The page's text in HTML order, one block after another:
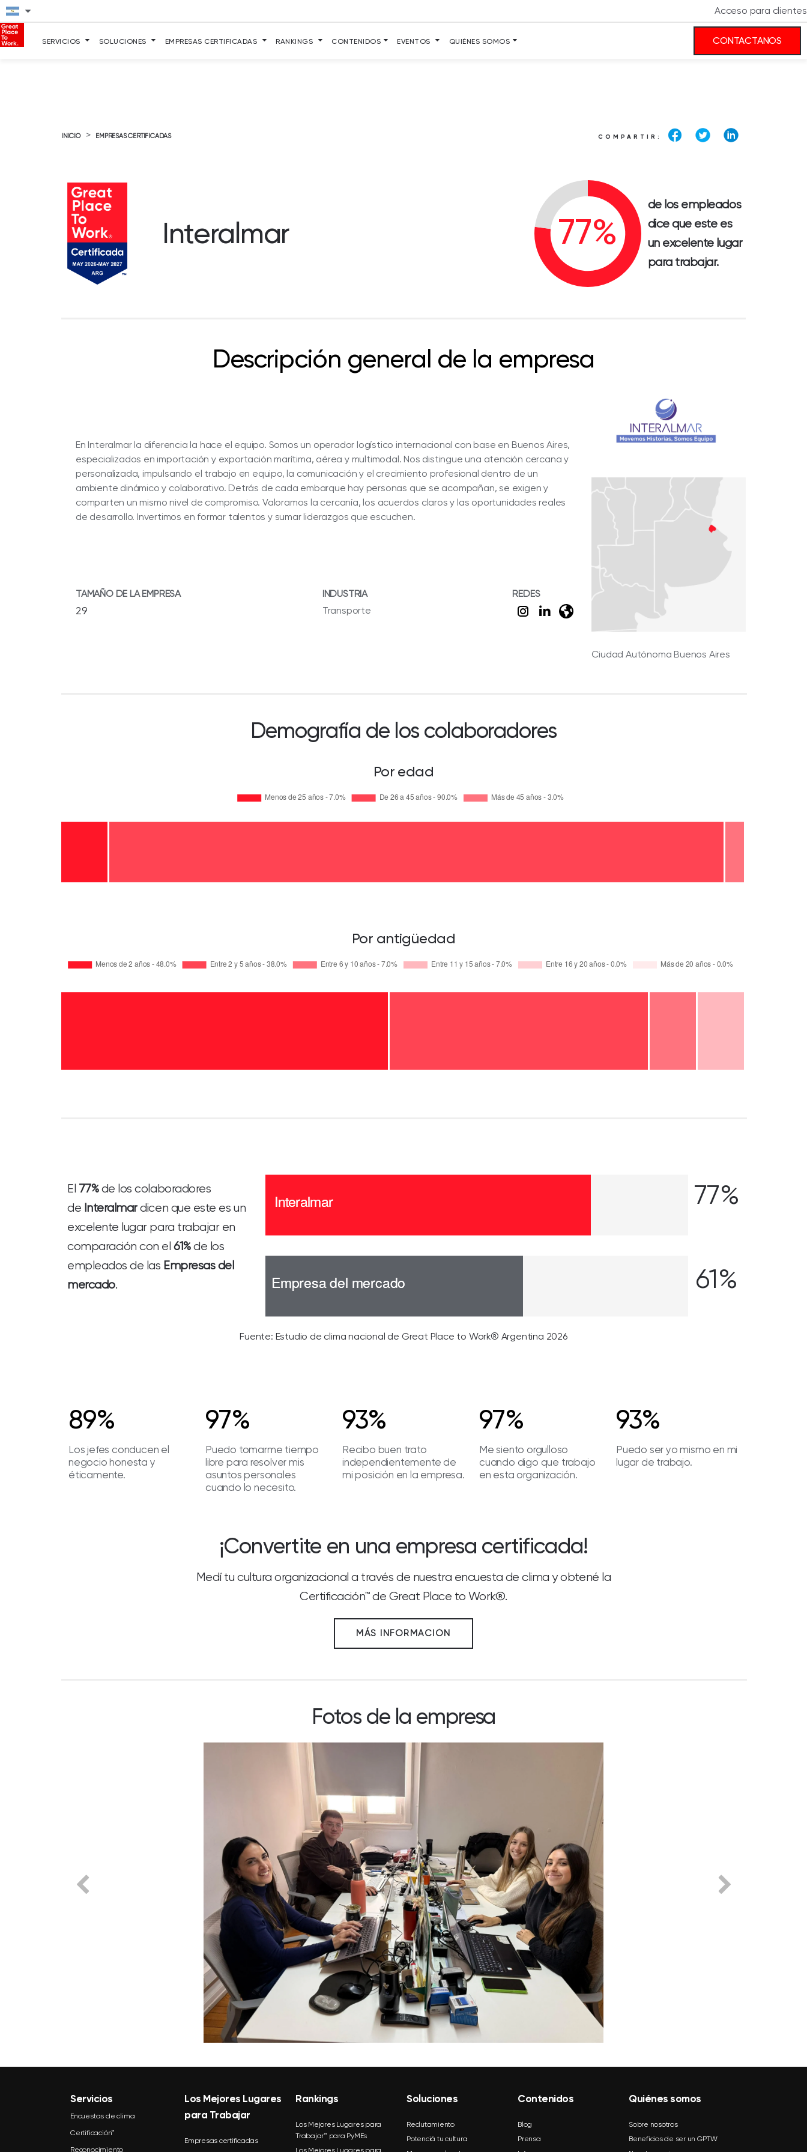
Acceso para clientes
SERVICIOS SOLUCIONES EMPRESAS CERTIFICADAS RANKINGS CONTENIDOS EVENTOS QUIÉNES SOMOS CONTACTANOS
INICIO > EMPRESAS CERTIFICADAS COMPARTIR:
Interalmar
de los empleados
dice que este es
un excelente lugar
para trabajar.
Descripción general de la empresa
En Interalmar la diferencia la hace el equipo. Somos un operador logístico internacional con base en Buenos Aires,
especializados en importación y exportación marítima, aérea y multimodal. Nos distingue una atención cercana y
personalizada, impulsando el trabajo en equipo, la comunicación y el crecimiento profesional dentro de un
ambiente dinámico y colaborativo. Detrás de cada embarque hay personas que se acompañan, se exigen y
comparten un mismo nivel de compromiso. Valoramos la cercanía, los acuerdos claros y las oportunidades reales
de desarrollo. Invertimos en formar talentos y sumar liderazgos que escuchen.
TAMAÑO DE LA EMPRESA
29
INDUSTRIA
Transporte
REDES
Ciudad Autónoma Buenos Aires
Demografía de los colaboradores
Por edad
Por antigüedad
El 77%de los colaboradores
de Interalmardicen que este es un
excelente lugar para trabajar en
comparación con el61%de los
empleados de las Empresas del
mercado.
77%
61%
Fuente: Estudio de clima nacional de Great Place to Work® Argentina 2026
89%
Los jefes conducen el
negocio honesta y
éticamente.
97%
Puedo tomarme tiempo
libre para resolver mis
asuntos personales
cuando lo necesito.
93%
Recibo buen trato
independientemente de
mi posición en la empresa.
97%
Me siento orgulloso
cuando digo que trabajo
en esta organización.
93%
Puedo ser yo mismo en mi
lugar de trabajo.
¡Convertite en una empresa certificada!
Medí tu cultura organizacional a través de nuestra encuesta de clima y obtené la
Certificación™ de Great Place to Work®.
MÁS INFORMACIÓN
Fotos de la empresa
Servicios
Encuestas de clima
Certificación™
Reconocimiento
Los Mejores Lugares
para Trabajar
Empresas certificadas
Rankings
Los Mejores Lugares para
Trabajar™ para PyMEs
Los Mejores Lugares para
Soluciones
Reclutamiento
Potenciá tu cultura
Contenidos
Blog
Prensa
Quiénes somos
Sobre nosotros
Beneficios de ser un GPTW